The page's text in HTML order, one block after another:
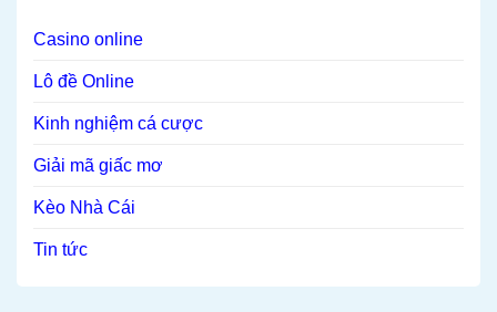
Casino online
Lô đề Online
Kinh nghiệm cá cược
Giải mã giấc mơ
Kèo Nhà Cái
Tin tức